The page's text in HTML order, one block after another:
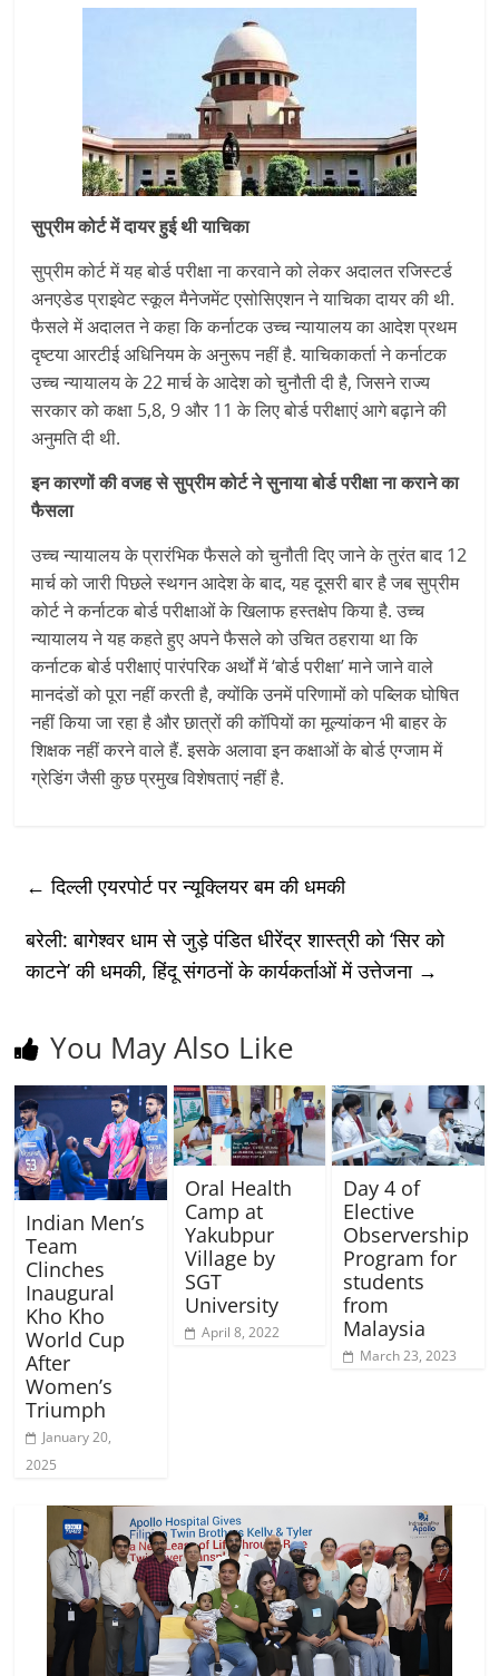
सुप्रीम कोर्ट में दायर हुई थी याचिका
सुप्रीम कोर्ट में यह बोर्ड परीक्षा ना करवाने को लेकर अदालत रजिस्टर्ड
अनएडेड प्राइवेट स्कूल मैनेजमेंट एसोसिएशन ने याचिका दायर की थी.
फैसले में अदालत ने कहा कि कर्नाटक उच्च न्यायालय का आदेश प्रथम
दृष्टया आरटीई अधिनियम के अनुरूप नहीं है. याचिकाकर्ता ने कर्नाटक
उच्च न्यायालय के 22 मार्च के आदेश को चुनौती दी है, जिसने राज्य
सरकार को कक्षा 5,8, 9 और 11 के लिए बोर्ड परीक्षाएं आगे बढ़ाने की
अनुमति दी थी.
इन कारणों की वजह से सुप्रीम कोर्ट ने सुनाया बोर्ड परीक्षा ना कराने का
फैसला
उच्च न्यायालय के प्रारंभिक फैसले को चुनौती दिए जाने के तुरंत बाद 12
मार्च को जारी पिछले स्थगन आदेश के बाद, यह दूसरी बार है जब सुप्रीम
कोर्ट ने कर्नाटक बोर्ड परीक्षाओं के खिलाफ हस्तक्षेप किया है. उच्च
न्यायालय ने यह कहते हुए अपने फैसले को उचित ठहराया था कि
कर्नाटक बोर्ड परीक्षाएं पारंपरिक अर्थों में ‘बोर्ड परीक्षा’ माने जाने वाले
मानदंडों को पूरा नहीं करती है, क्योंकि उनमें परिणामों को पब्लिक घोषित
नहीं किया जा रहा है और छात्रों की कॉपियों का मूल्यांकन भी बाहर के
शिक्षक नहीं करने वाले हैं. इसके अलावा इन कक्षाओं के बोर्ड एग्जाम में
ग्रेडिंग जैसी कुछ प्रमुख विशेषताएं नहीं है.
← दिल्ली एयरपोर्ट पर न्यूक्लियर बम की धमकी
बरेली: बागेश्वर धाम से जुड़े पंडित धीरेंद्र शास्त्री को ‘सिर को
काटने’ की धमकी, हिंदू संगठनों के कार्यकर्ताओं में उत्तेजना →
You May Also Like
Indian Men’s
Team
Clinches
Inaugural
Kho Kho
World Cup
After
Women’s
Triumph
January 20,
2025
Oral Health
Camp at
Yakubpur
Village by
SGT
University
April 8, 2022
Day 4 of
Elective
Observership
Program for
students
from
Malaysia
March 23, 2023